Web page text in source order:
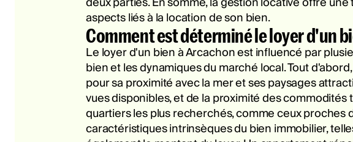
aspects liés à la location de son bien.
Comment est déterminé le loyer d'un
Le loyer d'un bien à Arcachon est influencé par
bien et les dynamiques du marché local. Tout
pour sa proximité avec la mer et ses paysages
vues disponibles, et de la proximité des
quartiers les plus recherchés, comme ceux proches
caractéristiques intrinsèques du bien immobilier,